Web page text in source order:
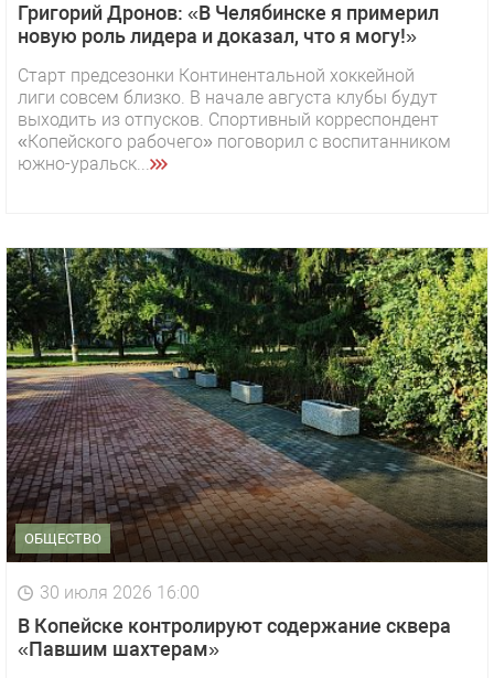
Григорий Дронов: «В Челябинске я примерил
новую роль лидера и доказал, что я могу!»
Старт предсезонки Континентальной хоккейной
лиги совсем близко. В начале августа клубы будут
выходить из отпусков. Спортивный корреспондент
«Копейского рабочего» поговорил с воспитанником
южно-уральск...
ОБЩЕСТВО
30 июля 2026 16:00
В Копейске контролируют содержание сквера
«Павшим шахтерам»